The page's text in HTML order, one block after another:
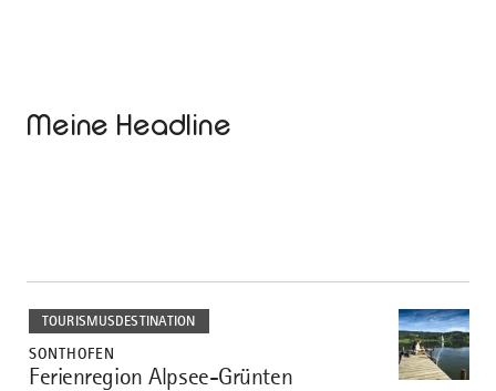
Meine Headline
TOURISMUSDESTINATION
SONTHOFEN
1
Ferienregion Alpsee-Grünten
dazu